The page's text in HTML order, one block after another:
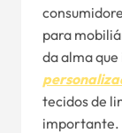
para
da alma
tecidos de
importante.